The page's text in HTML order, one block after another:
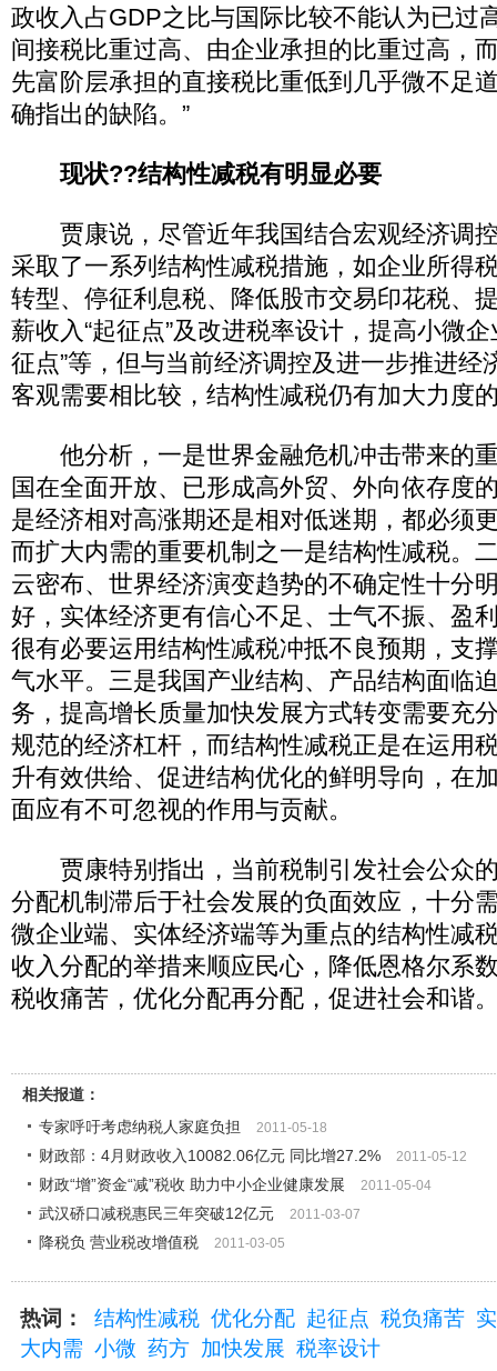
政收入占GDP之比与国际比较不能认为已过
间接税比重过高、由企业承担的比重过高，
先富阶层承担的直接税比重低到几乎微不足
确指出的缺陷。”
现状??结构性减税有明显必要
贾康说，尽管近年我国结合宏观经济调
采取了一系列结构性减税措施，如企业所得
转型、停征利息税、降低股市交易印花税、
薪收入“起征点”及改进税率设计，提高小微
征点”等，但与当前经济调控及进一步推进经
客观需要相比较，结构性减税仍有加大力度
他分析，一是世界金融危机冲击带来的
国在全面开放、已形成高外贸、外向依存度
是经济相对高涨期还是相对低迷期，都必须
而扩大内需的重要机制之一是结构性减税。
云密布、世界经济演变趋势的不确定性十分
好，实体经济更有信心不足、士气不振、盈
很有必要运用结构性减税冲抵不良预期，支
气水平。三是我国产业结构、产品结构面临
务，提高增长质量加快发展方式转变需要充
规范的经济杠杆，而结构性减税正是在运用
升有效供给、促进结构优化的鲜明导向，在
面应有不可忽视的作用与贡献。
贾康特别指出，当前税制引发社会公众的
分配机制滞后于社会发展的负面效应，十分
微企业端、实体经济端等为重点的结构性减
收入分配的举措来顺应民心，降低恩格尔系
税收痛苦，优化分配再分配，促进社会和谐
相关报道：
专家呼吁考虑纳税人家庭负担
2011-05-18
财政部：4月财政收入10082.06亿元 同比增27.2% 2011-05-12
财政“增”资金“减”税收 助力中小企业健康发展 2011-05-04
武汉硚口减税惠民三年突破12亿元 2011-03-07
降税负 营业税改增值税 2011-03-05
热词： 结构性减税 优化分配 起征点 税负痛苦
大内需 小微 药方 加快发展 税率设计